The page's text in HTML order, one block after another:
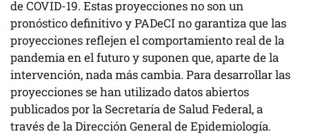
de COVID-19. Estas proyecciones no son un
pronóstico definitivo y PADeCI no garantiza que las
proyecciones reflejen el comportamiento real de la
pandemia en el futuro y suponen que, aparte de la
intervención, nada más cambia. Para desarrollar las
proyecciones se han utilizado datos abiertos
publicados por la Secretaría de Salud Federal, a
través de la Dirección General de Epidemiología.